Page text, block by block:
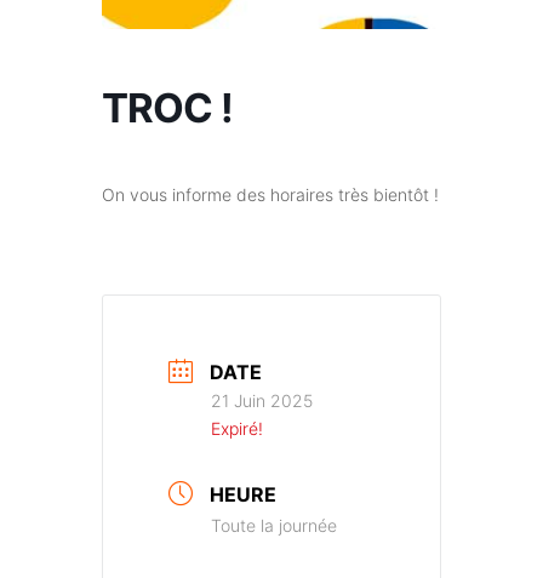
TROC !
On vous informe des horaires très bientôt !
DATE
21 Juin 2025
Expiré!
HEURE
Toute la journée